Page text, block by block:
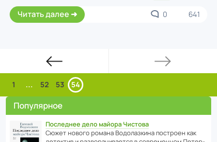
Читать далее 0 641
1 ... 52 53 54
Популярное
Последнее дело майора Чистова
Сюжет нового романа Водо­ла­з­кина пост­роен как